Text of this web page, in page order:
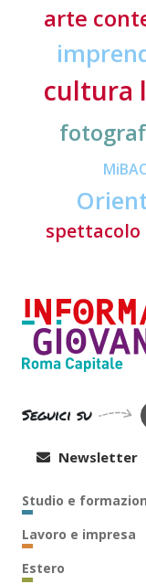
arte
cultura
spettacolo
Seguici su
Newsletter
Studio e
Lavoro e impresa
Estero